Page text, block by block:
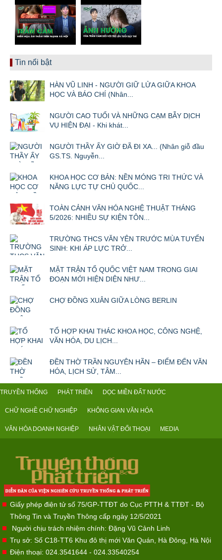
Tin nổi bật
HÀN VŨ LINH - NGƯỜI GIỮ LỬA GIỮA KHOA
HỌC VÀ BÁO CHÍ (Nhân...
NGƯỜI CAO TUỔI VÀ NHỮNG CẠM BẪY DỊCH
VỤ HIỆN ĐẠI - Khi khát...
NGƯỜI THẦY ẤY GIỜ ĐÃ ĐI XA... (Nhân giỗ đầu
GS.TS. Nguyễn...
KHOA HỌC CƠ BẢN: NỀN MÓNG TRI THỨC VÀ
NĂNG LỰC TỰ CHỦ QUỐC...
TOÀN CẢNH VĂN HÓA NGHỆ THUẬT THÁNG
5/2026: NHIỀU SỰ KIỆN TÔN...
TRƯỜNG THCS VĂN YÊN TRƯỚC MÙA TUYỂN
SINH: KHI ÁP LỰC TRỞ...
MẶT TRẬN TỔ QUỐC VIỆT NAM TRONG GIAI
ĐOẠN MỚI HIỆN DIỆN NHƯ...
CHỢ ĐỒNG XUÂN GIỮA LÒNG BERLIN
TỔ HỢP KHAI THÁC KHOA HỌC, CÔNG NGHỆ,
VĂN HÓA, DU LỊCH...
ĐỀN THỜ TRẦN NGUYÊN HÃN – ĐIỂM ĐẾN VĂN
HÓA, LỊCH SỬ, TÂM...
TRUYỀN THỐNG PHÁT TRIỂN DỌC MIỀN ĐẤT NƯỚC
CHỮ NGHỀ CHỮ NGHIỆP KHÔNG GIAN VĂN HÓA
VĂN HÓA DOANH NGHIỆP NHÂN VẬT ĐỐI THOẠI MEDIA
Giấy phép điện tử số 75/GP-TTĐT do Cục PTTH & TTĐT - Bộ
Thông Tin và Truyền Thông cấp ngày 12/5/2021
Người chịu trách nhiệm chính: Đặng Vũ Cảnh Linh
Trụ sở: Số C18-TT6 Khu đô thị mới Văn Quán, Hà Đông, Hà Nội
Điện thoại: 024.3541644 - 024.33540254